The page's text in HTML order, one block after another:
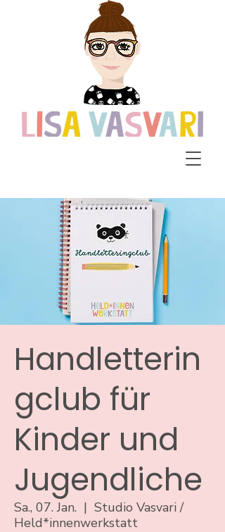
Handletterin
gclub für
Kinder und
Jugendliche
Sa., 07. Jan.
  |
Studio Vasvari /
Held*innenwerkstatt